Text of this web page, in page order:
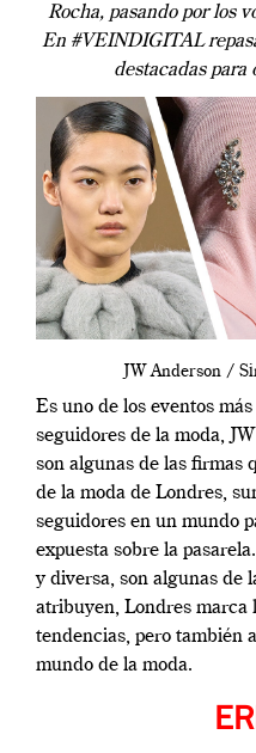
Rocha, pasando por los
En #VEINDIGITAL
destacadas para
JW Anderson /
Es uno de los eventos
seguidores de la moda,
son algunas de las firmas
de la moda de Londres,
seguidores en un mundo
expuesta sobre la
y diversa, son algunas de
atribuyen, Londres marca
tendencias, pero también
mundo de la moda.